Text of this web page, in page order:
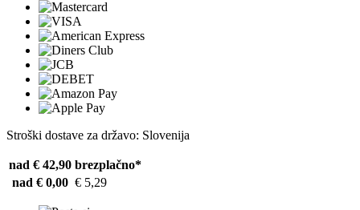
Stroški dostave za državo: Slovenija
nad € 42,90 brezplačno*
nad € 0,00 € 5,29